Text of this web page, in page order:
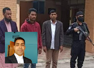
পালনে
আসছেন